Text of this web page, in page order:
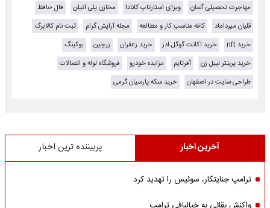
مهاجرت تحصیلی آلمان
ویزای استارتاپ کانادا مخازن پلی اتیلن
فال حافظ
قلیان میرداماد
کافه مناسب کار و مطالعه مجله آرایش گرام
ثبت نام کالابرگ
خرید nft
خرید اکانت گوگل ادز خرید زعفران زرچین
بوکینگ
خرید پرینتر لیبل زن
آفرتایم مزایده خودرو
فروشگاه لوله و اتصالات
طراحی سایت در اصفهان
خرید سکه پارسیان گرمی
آخرین اخبار پربیننده ترین اخبار
ترامپ جنایتکار، سوئیس را تهدید کرد